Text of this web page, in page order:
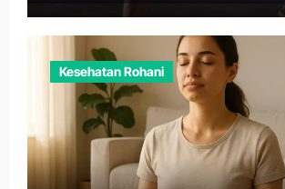
Kesehatan Rohani